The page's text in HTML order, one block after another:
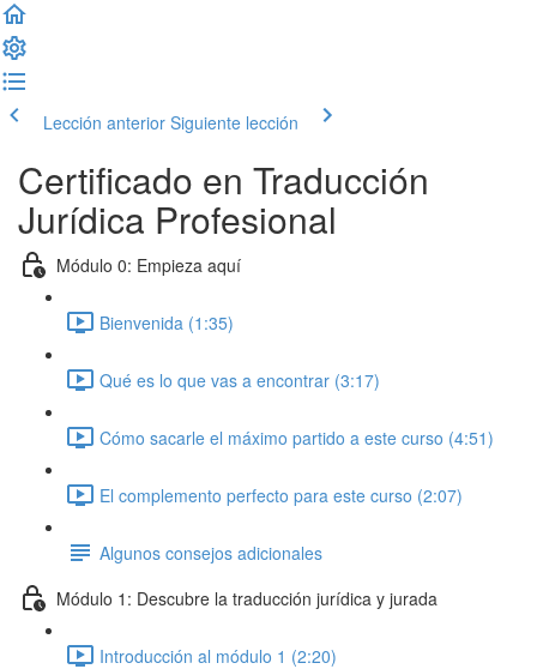
Lección anterior Siguiente lección
Certificado en Traducción
Jurídica Profesional
Módulo 0: Empieza aquí
Bienvenida (1:35)
Qué es lo que vas a encontrar (3:17)
Cómo sacarle el máximo partido a este curso (4:51)
El complemento perfecto para este curso (2:07)
Algunos consejos adicionales
Módulo 1: Descubre la traducción jurídica y jurada
Introducción al módulo 1 (2:20)